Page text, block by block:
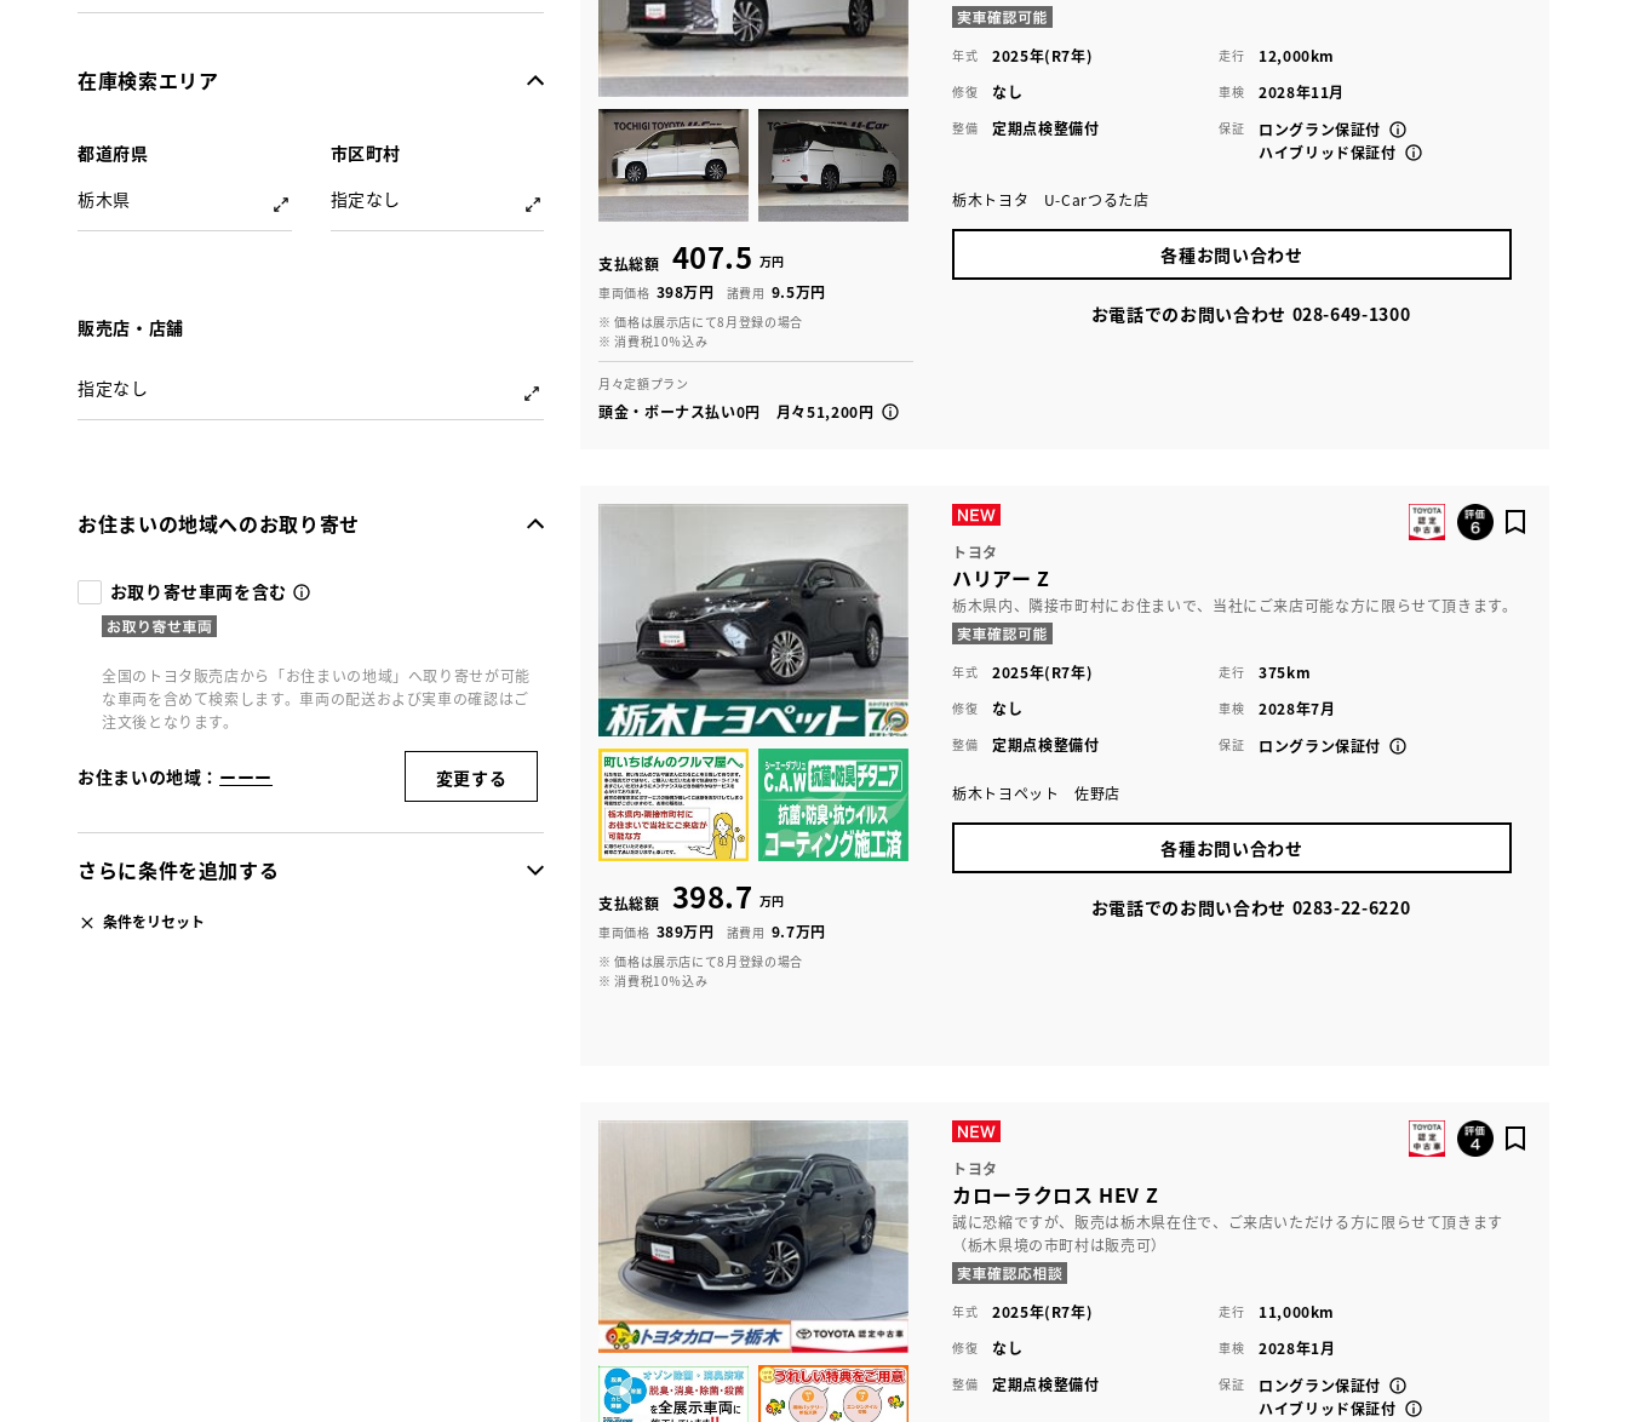
在庫検索エリア
都道府県
栃木県
市区町村
指定なし
販売店・店舗
指定なし
お住まいの地域へのお取り寄せ
お取り寄せ車両を含む
全国のトヨタ販売店から「お住まいの地域」へ取り寄せが可能
な車両を含めて検索します。車両の配送および実車の確認はご
注文後となります。
お住まいの地域： ーーー 変更する
さらに条件を追加する
条件をリセット
支払総額 407.5 万円
車両価格 398万円 諸費用 9.5万円
※ 価格は展示店にて8月登録の場合
※ 消費税10％込み
月々定額プラン
頭金・ボーナス払い0円 月々51,200円
年式 2025年(R7年) 走行 12,000km
修復 なし 車検 2028年11月
整備 定期点検整備付 保証
ロングラン保証付
ハイブリッド保証付
栃木トヨタ U-Carつるた店
各種お問い合わせ
お電話でのお問い合わせ 028-649-1300
支払総額 398.7 万円
車両価格 389万円 諸費用 9.7万円
※ 価格は展示店にて8月登録の場合
※ 消費税10％込み
トヨタ
ハリアー Z
栃木県内、隣接市町村にお住まいで、当社にご来店可能な方に限らせて頂きます。
年式 2025年(R7年) 走行 375km
修復 なし 車検 2028年7月
整備 定期点検整備付 保証 ロングラン保証付
栃木トヨペット 佐野店
各種お問い合わせ
お電話でのお問い合わせ 0283-22-6220
トヨタ
カローラクロス HEV Z
誠に恐縮ですが、販売は栃木県在住で、ご来店いただける方に限らせて頂きます
（栃木県境の市町村は販売可）
年式 2025年(R7年) 走行 11,000km
修復 なし 車検 2028年1月
整備 定期点検整備付 保証
ロングラン保証付
ハイブリッド保証付